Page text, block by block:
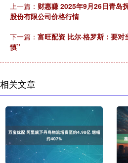
上一篇： 财惠赚 2025年9月26日青岛
股份有限公司价格行情
下一篇： 富旺配资 比尔·格罗斯：要
慎”
相关文章